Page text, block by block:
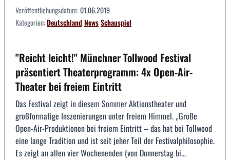
Veröffentlichungsdatum:01.06.2019
Kategorien:DeutschlandNewsSchauspiel
"Reicht leicht!" Münchner Tollwood Festival
präsentiert Theaterprogramm: 4x Open-Air-
Theater bei freiem Eintritt
Das Festival zeigt in diesem Sommer Aktionstheater und
großformatige Inszenierungen unter freiem Himmel. „Große
Open-Air-Produktionen bei freiem Eintritt – das hat bei Tollwood
eine lange Tradition und ist seit jeher Teil der Festivalphilosophie.
Es zeigt an allen vier Wochenenden (von Donnerstag bi...